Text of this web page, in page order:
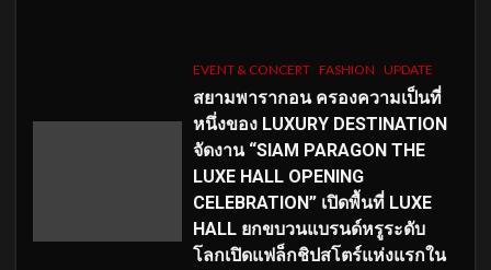
EVENT & CONCERT FASHION UPDATE
สยามพารากอน ครองความเป็นที่
หนึ่งของ LUXURY DESTINATION
จัดงาน “SIAM PARAGON THE
LUXE HALL OPENING
CELEBRATION” เปิดพื้นที่ LUXE
HALL ยกขบวนแบรนด์หรูระดับ
โลกเปิดแฟล็กชิปสโตร์แห่งแรกใน